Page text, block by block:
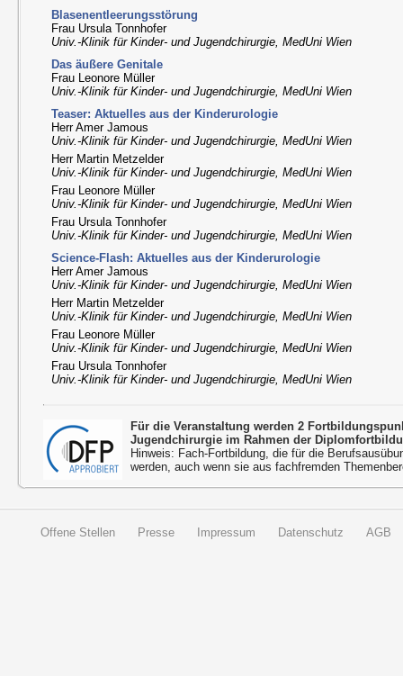
Blasenentleerungsstörung
Frau Ursula Tonnhofer
Univ.-Klinik für Kinder- und Jugendchirurgie, MedUni Wien
Das äußere Genitale
Frau Leonore Müller
Univ.-Klinik für Kinder- und Jugendchirurgie, MedUni Wien
Teaser: Aktuelles aus der Kinderurologie
Herr Amer Jamous
Univ.-Klinik für Kinder- und Jugendchirurgie, MedUni Wien
Herr Martin Metzelder
Univ.-Klinik für Kinder- und Jugendchirurgie, MedUni Wien
Frau Leonore Müller
Univ.-Klinik für Kinder- und Jugendchirurgie, MedUni Wien
Frau Ursula Tonnhofer
Univ.-Klinik für Kinder- und Jugendchirurgie, MedUni Wien
Science-Flash: Aktuelles aus der Kinderurologie
Herr Amer Jamous
Univ.-Klinik für Kinder- und Jugendchirurgie, MedUni Wien
Herr Martin Metzelder
Univ.-Klinik für Kinder- und Jugendchirurgie, MedUni Wien
Frau Leonore Müller
Univ.-Klinik für Kinder- und Jugendchirurgie, MedUni Wien
Frau Ursula Tonnhofer
Univ.-Klinik für Kinder- und Jugendchirurgie, MedUni Wien
Für die Veranstaltung werden 2
Jugendchirurgie im Rahmen der
Hinweis: Fach-Fortbildung, die für die
werden, auch wenn sie aus fachfremden
Offene Stellen Presse Impressum Datenschutz AGB